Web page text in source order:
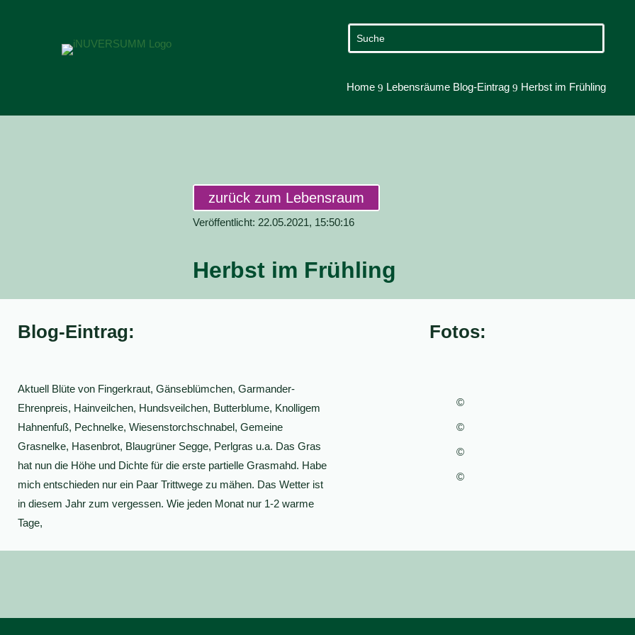
Home 9 Lebensräume Blog-Eintrag 9 Herbst im Frühling
zurück zum Lebensraum
Veröffentlicht: 22.05.2021, 15:50:16
Herbst im Frühling
Blog-Eintrag:
Aktuell Blüte von Fingerkraut, Gänseblümchen, Garmander-
Ehrenpreis, Hainveilchen, Hundsveilchen, Butterblume, Knolligem
Hahnenfuß, Pechnelke, Wiesenstorchschnabel, Gemeine
Grasnelke, Hasenbrot, Blaugrüner Segge, Perlgras u.a. Das Gras
hat nun die Höhe und Dichte für die erste partielle Grasmahd. Habe
mich entschieden nur ein Paar Trittwege zu mähen. Das Wetter ist
in diesem Jahr zum vergessen. Wie jeden Monat nur 1-2 warme
Tage,
Fotos:
©
©
©
©